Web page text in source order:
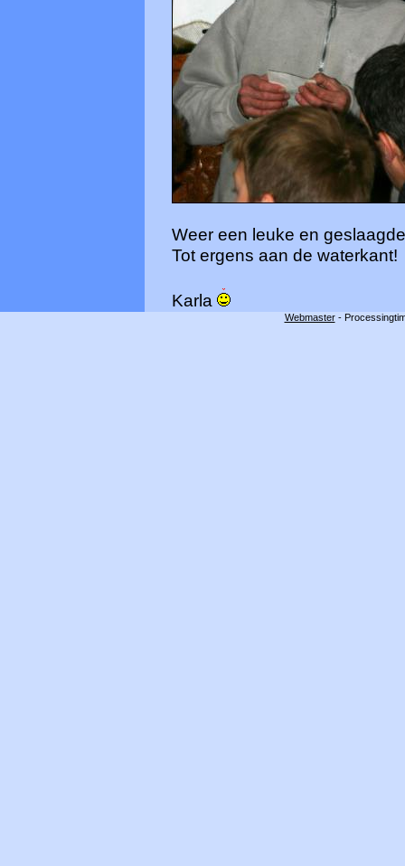
Weer een leuke en
Tot ergens aan de waterkant!
Karla
Webmaster-